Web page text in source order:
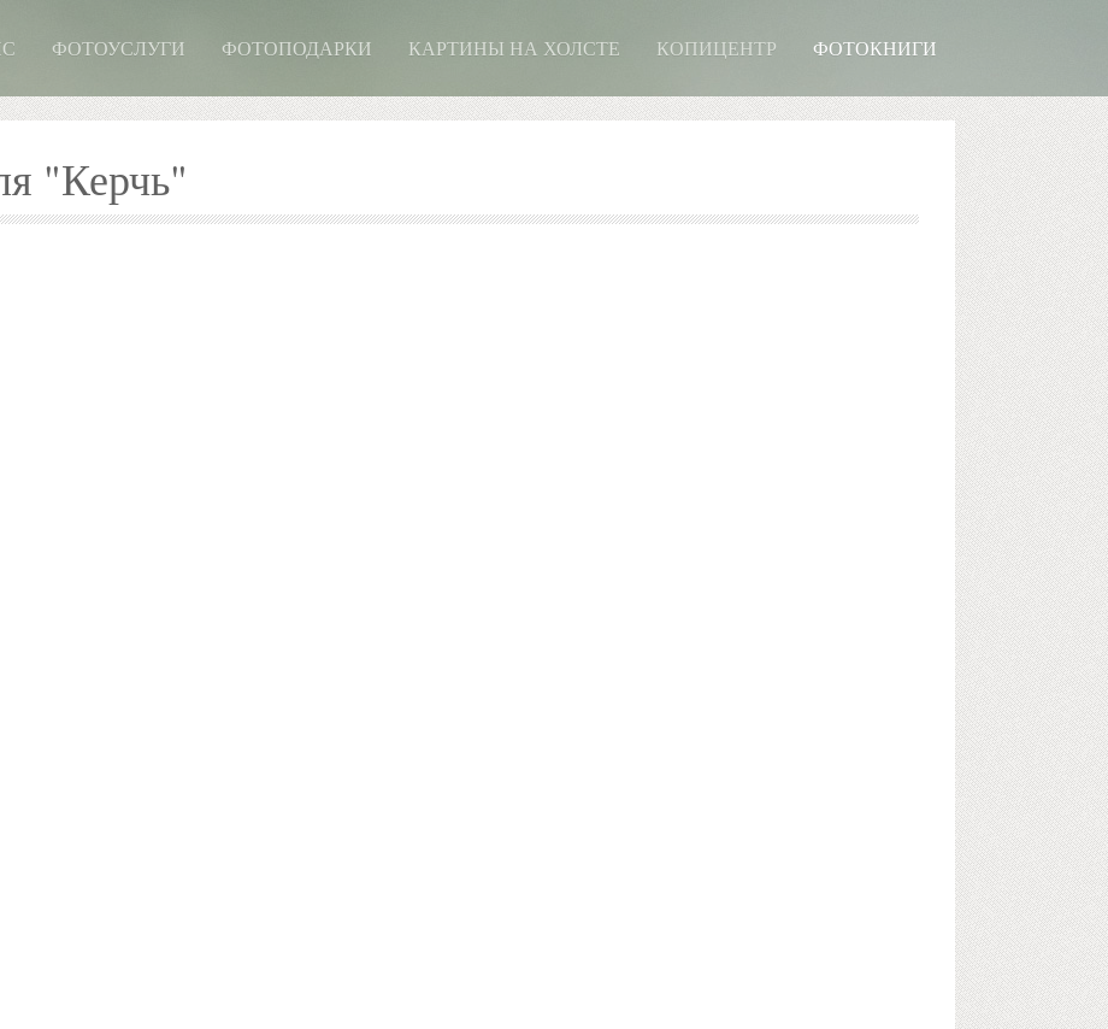
ФОТОУСЛУГИ ФОТОПОДАРКИ КАРТИНЫ НА ХОЛСТЕ КОПИЦЕНТР ФОТОКНИГИ
"Керчь"